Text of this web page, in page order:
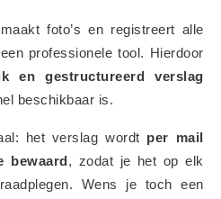
foto’s en registreert alle
professionele tool. Hierdoor
en gestructureerd verslag
beschikbaar is.
het verslag wordt per mail
bewaard , zodat je het op elk
Wens je toch een